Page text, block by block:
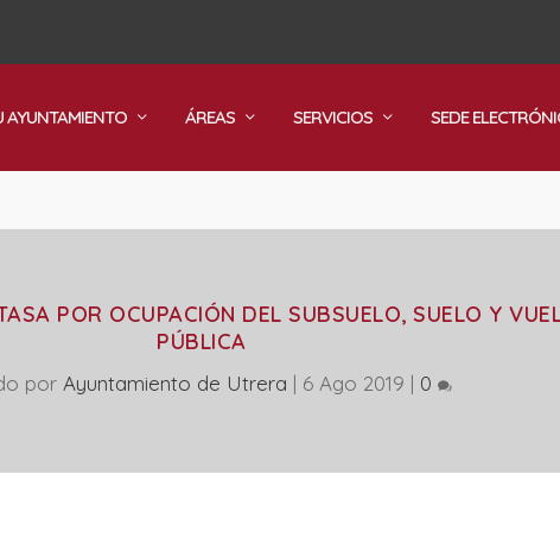
AYUNTAMIENTO ÁREAS SERVICIOS SEDE
POR OCUPACIÓN DEL SUBSUELO, SUELO Y
PÚBLICA
porAyuntamiento de Utrera | 6 Ago 2019 | 0